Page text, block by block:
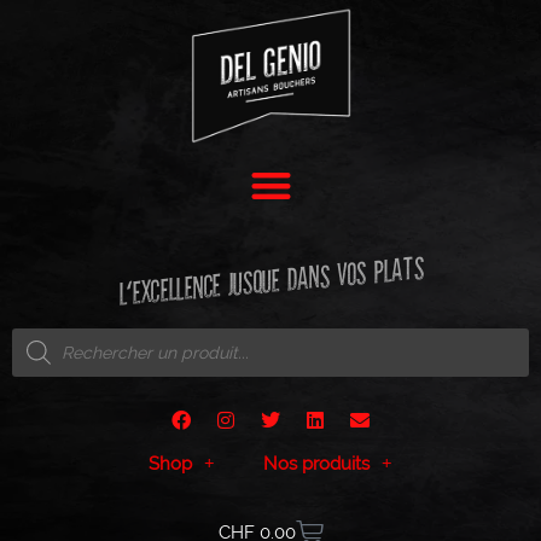
L'EXCELLENCE JUSQUE DANS VOS PLATS
Shop Nos produits
CHF0.00